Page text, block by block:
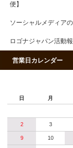
便】
ソーシャルメディア
ロゴナジャパン活動
営業日カレンダー
日 月
2 3
9 10